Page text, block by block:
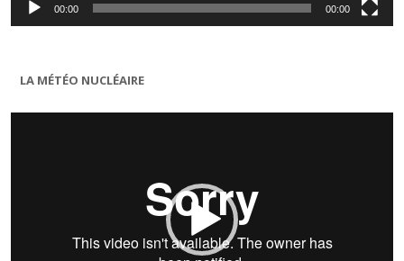
00:00 00:00
LA MÉTÉO NUCLÉAIRE
Lecteur